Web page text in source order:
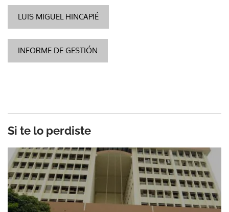
LUIS MIGUEL HINCAPIÉ
INFORME DE GESTIÓN
Si te lo perdiste